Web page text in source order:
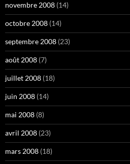
novembre 2008 (14)
octobre 2008 (14)
septembre 2008 (23)
août 2008 (7)
juillet 2008 (18)
juin 2008 (14)
mai 2008 (8)
avril 2008 (23)
mars 2008 (18)